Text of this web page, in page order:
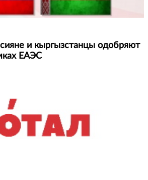
и кыргызстанцы одобряют
ЕАЭС